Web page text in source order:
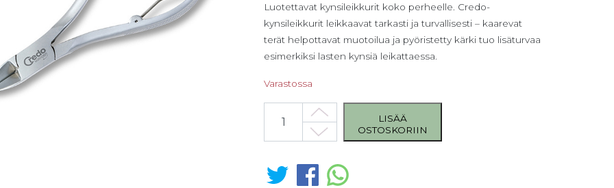
Luotettavat kynsileikkurit koko perheelle. Credo-
kynsileikkurit leikkaavat tarkasti ja turvallisesti – kaarevat
terät helpottavat muotoilua ja pyöristetty kärki tuo lisäturvaa
esimerkiksi lasten kynsiä leikattaessa.
Varastossa
Credo Med Kynsileikkurit, diabeetikoille määrä
LISÄÄ
OSTOSKORIIN